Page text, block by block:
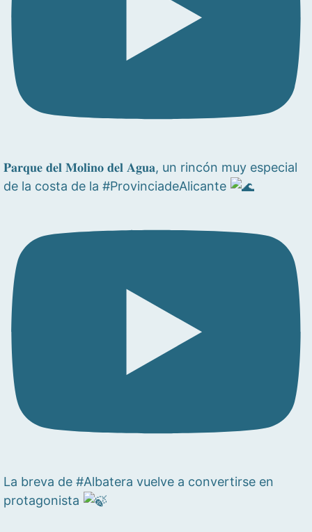
𝐏𝐚𝐫𝐪𝐮𝐞 𝐝𝐞𝐥 𝐌𝐨𝐥𝐢𝐧𝐨 𝐝𝐞𝐥 𝐀𝐠𝐮𝐚, un rincón muy especial
de la costa de la #ProvinciadeAlicante
La breva de #Albatera vuelve a convertirse en
protagonista